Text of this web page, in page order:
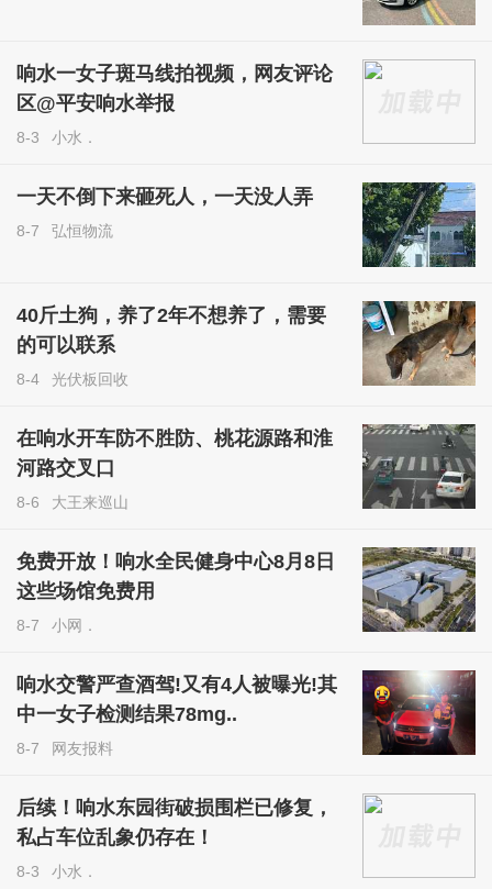
响水一女子斑马线拍视频，网友评论
区@平安响水举报
8-3 小水．
一天不倒下来砸死人，一天没人弄
8-7 弘恒物流
40斤土狗，养了2年不想养了，需要
的可以联系
8-4 光伏板回收
在响水开车防不胜防、桃花源路和淮
河路交叉口
8-6 大王来巡山
免费开放！响水全民健身中心8月8日
这些场馆免费用
8-7 小网．
响水交警严查酒驾!又有4人被曝光!其
中一女子检测结果78mg..
8-7 网友报料
后续！响水东园街破损围栏已修复，
私占车位乱象仍存在！
8-3 小水．